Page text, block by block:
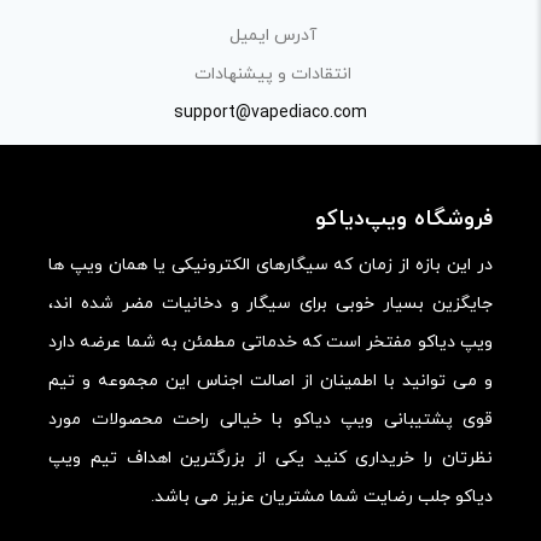
آدرس ایمیل
انتقادات و پیشنهادات
support@vapediaco.com
فروشگاه ویپ‌دیاکو
در این بازه از زمان که سیگارهای الکترونیکی یا همان ویپ ها
جایگزین بسیار خوبی برای سیگار و دخانیات مضر شده اند،
ویپ دیاکو مفتخر است که خدماتی مطمئن به شما عرضه دارد
و می توانید با اطمینان از اصالت اجناس این مجموعه و تیم
قوی پشتیبانی ویپ دیاکو با خیالی راحت محصولات مورد
نظرتان را خریداری کنید یکی از بزرگترین اهداف تیم ویپ
دیاکو جلب رضایت شما مشتریان عزیز می باشد.